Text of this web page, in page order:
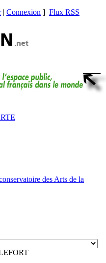
| Connexion ] Flux RSS
des Arts de la